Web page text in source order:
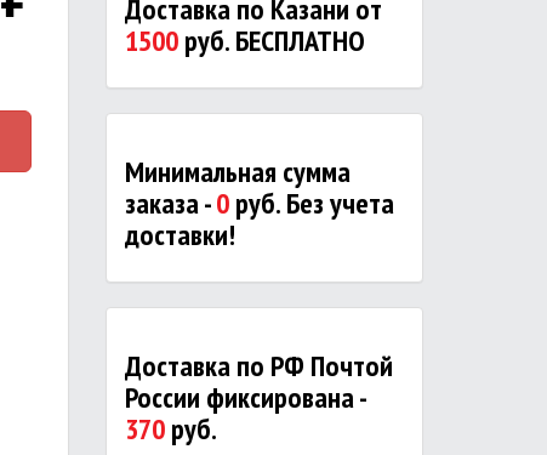
Доставка по Казани от
1500руб. БЕСПЛАТНО
Минимальная сумма
заказа -0руб. Без учета
доставки!
Доставка по РФ Почтой
России фиксирована -
370руб.